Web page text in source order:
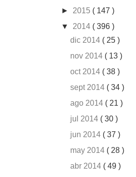
► 2015 ( 147 )
▼ 2014 ( 396 )
dic 2014 ( 25 )
nov 2014 ( 13 )
oct 2014 ( 38 )
sept 2014 ( 34 )
ago 2014 ( 21 )
jul 2014 ( 30 )
jun 2014 ( 37 )
may 2014 ( 28 )
abr 2014 ( 49 )